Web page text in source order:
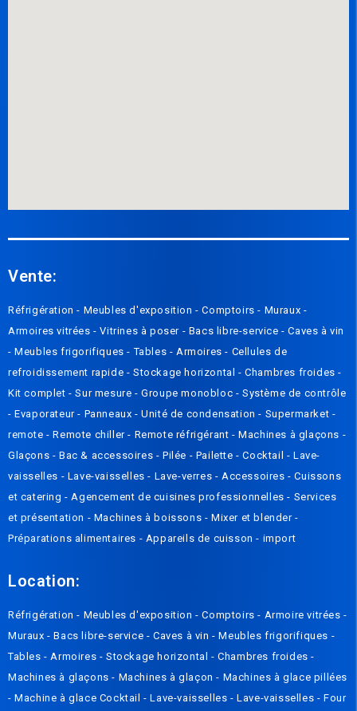
Vente:
Réfrigération - Meubles d'exposition -Comptoirs- Muraux -
Armoires vitrées-Vitrines à poser - Bacs libre-service-Caves à vin
-Meubles frigorifiques-Tables - Armoires- Cellules de
refroidissement rapide -Stockage horizontal-Chambres froides-
Kit complet-Sur mesure-Groupe monobloc -Système de contrôle
-Evaporateur- Panneaux-Unité de condensation- Supermarket -
remote-Remote chiller- Remote réfrigérant-Machines à glaçons -
Glaçons -Bac & accessoires -Pilée - Pailette-Cocktail -Lave-
vaisselles - Lave-vaisselles- Lave-verres - Accessoires-Cuissons
et catering- Agencement de cuisines professionnelles- Services
et présentation - Machines à boissons -Mixer et blender-
Préparations alimentaires - Appareils de cuisson- import
Location:
Réfrigération- Meubles d'exposition-Comptoirs- Armoire vitrées-
Muraux-Bacs libre-service -Caves à vin-Meubles frigorifiques -
Tables- Armoires -Stockage horizontal-Chambres froides-
Machines à glaçons- Machines à glaçon- Machines à glace pillées
-Machine à glace Cocktail-Lave-vaisselles-Lave-vaisselles -Four